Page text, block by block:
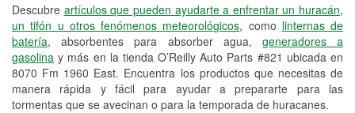
Descubre artículos que pueden ayudarte a enfrentar un huracán,
un tifón u otros fenómenos meteorológicos, como linternas de
batería, absorbentes para absorber agua, generadores a
gasolina y más en la tienda O’Reilly Auto Parts #821 ubicada en
8070 Fm 1960 East. Encuentra los productos que necesitas de
manera rápida y fácil para ayudar a prepararte para las
tormentas que se avecinan o para la temporada de huracanes.